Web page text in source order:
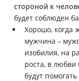
стороной к
будет соблюден
Хорошо, когда
мужчина –
изобилия, на
роста, в любви
будут